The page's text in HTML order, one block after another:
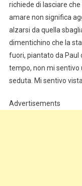
richiede di lasciare
amare non significa
alzarsi da quella
dimentichino che la
fuori, piantato da Paul
tempo, non mi sentivo
seduta. Mi sentivo
Advertisements